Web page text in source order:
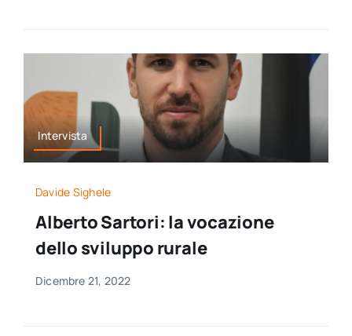
Intervista
Davide Sighele
Alberto Sartori: la vocazione
dello sviluppo rurale
Dicembre 21, 2022